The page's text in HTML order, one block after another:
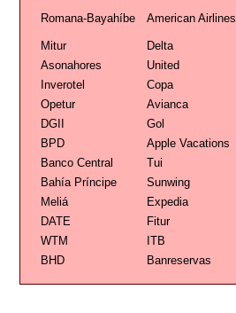
Romana-Bayahíbe American Airlines
Mitur
Delta
Asonahores
United
Inverotel
Copa
Opetur
Avianca
DGII
Gol
BPD
Apple Vacations
Banco Central
Tui
Bahía Príncipe
Sunwing
Meliá
Expedia
DATE
Fitur
WTM
ITB
BHD
Banreservas